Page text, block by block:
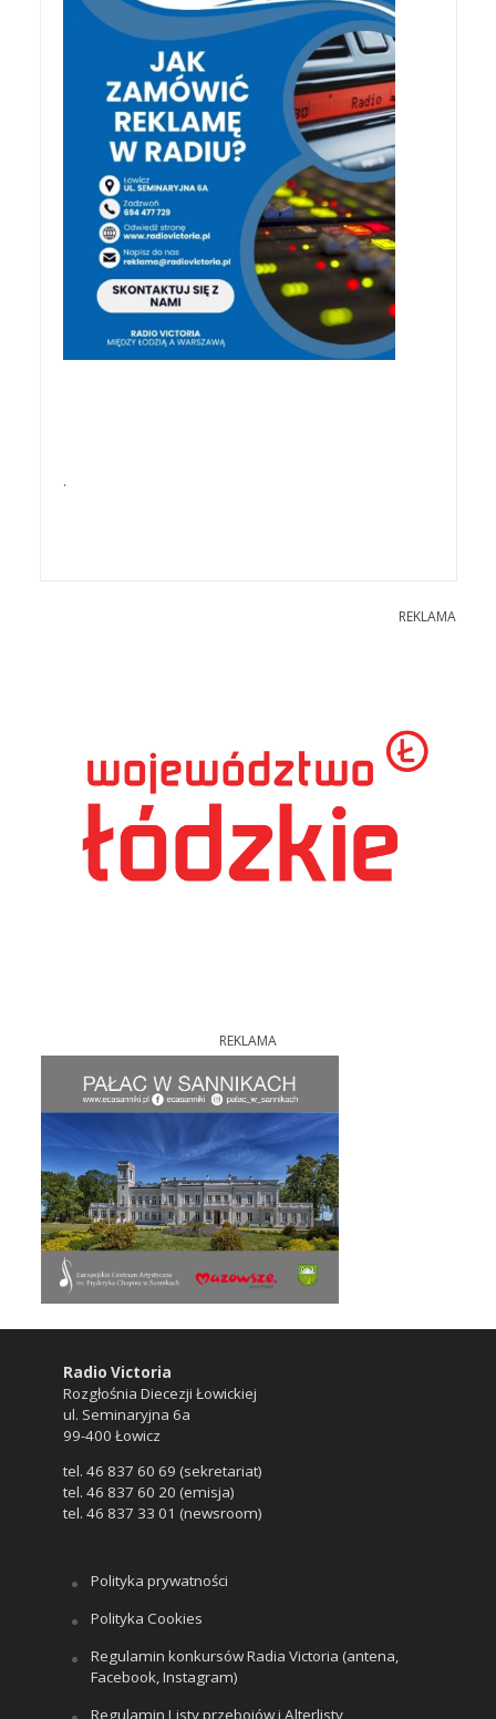
.
REKLAMA
REKLAMA
Radio Victoria
Rozgłośnia Diecezji Łowickiej
ul. Seminaryjna 6a
99-400 Łowicz
tel. 46 837 60 69 (sekretariat)
tel. 46 837 60 20 (emisja)
tel. 46 837 33 01 (newsroom)
Polityka prywatności
Polityka Cookies
Regulamin konkursów Radia Victoria (antena,
Facebook, Instagram)
Regulamin Listy przebojów i Alterlisty